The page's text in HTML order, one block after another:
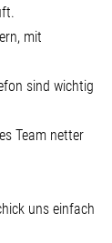
mit
sind wichtig
Team netter
uns einfach